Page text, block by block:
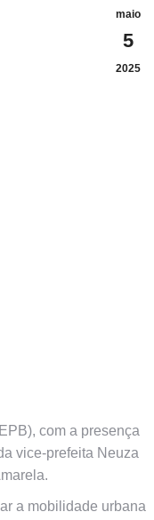
maio
5
2025
com a presença
vice-prefeita Neuza
a mobilidade urbana